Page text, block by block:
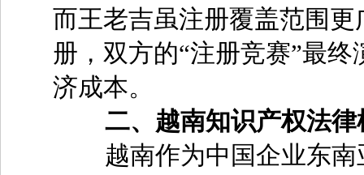
而王老吉虽注册覆盖范围
册，双方的“注册竞赛”最
济成本。
二、越南知识产权法
越南作为中国企业东南